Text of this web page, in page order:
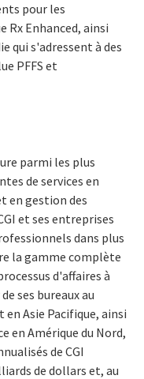
pour les
Rx Enhanced, ainsi
qui s'adressent à des
PFFS et
parmi les plus
de services en
en gestion des
et ses entreprises
dans plus
la gamme complète
d'affaires à
ses bureaux au
en Asie Pacifique, ainsi
en Amérique du Nord,
de CGI
de dollars et, au